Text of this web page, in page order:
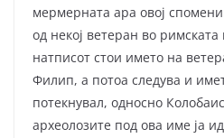
мермерната ара овој
од некој ветеран во римската
натписот стои името на
Филип, a потоа следува и
потекнувал, односно
археолозите под ова име ја